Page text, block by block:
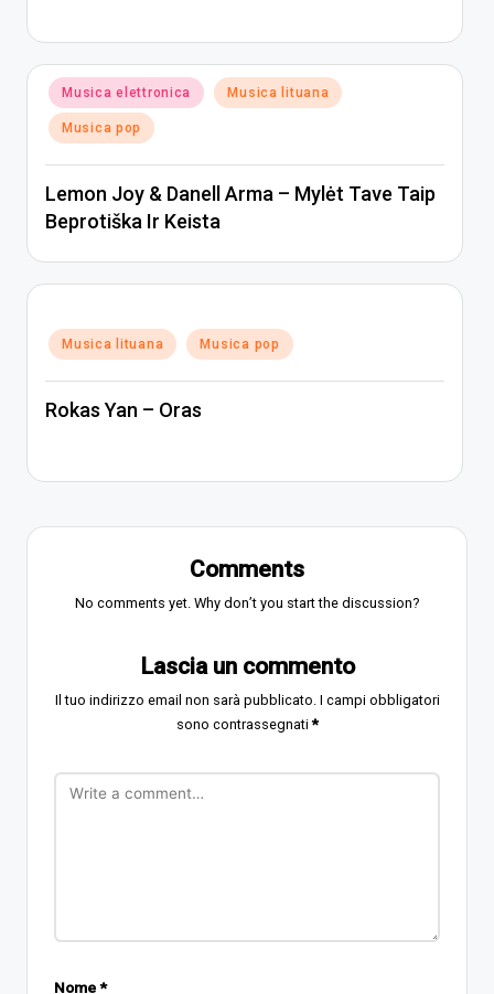
Posted
in
Musica elettronica Musica lituana
Musica pop
Lemon Joy & Danell Arma – Mylėt Tave Taip
Beprotiška Ir Keista
Posted
in
Musica lituana Musica pop
Rokas Yan – Oras
Comments
No comments yet. Why don’t you start the discussion?
Lascia un commento
Il tuo indirizzo email non sarà pubblicato. I campi obbligatori
sono contrassegnati*
Nome*